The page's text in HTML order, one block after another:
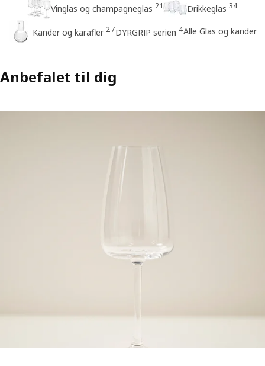
Vinglas og champagneglas 21 Drikkeglas 34
Kander og karafler 27DYRGRIP serien 4Alle Glas og kander
Anbefalet til dig